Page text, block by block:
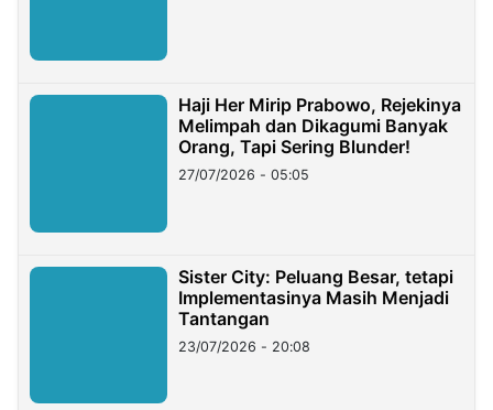
Haji Her Mirip Prabowo, Rejekinya
Melimpah dan Dikagumi Banyak
Orang, Tapi Sering Blunder!
27/07/2026 - 05:05
Sister City: Peluang Besar, tetapi
Implementasinya Masih Menjadi
Tantangan
23/07/2026 - 20:08